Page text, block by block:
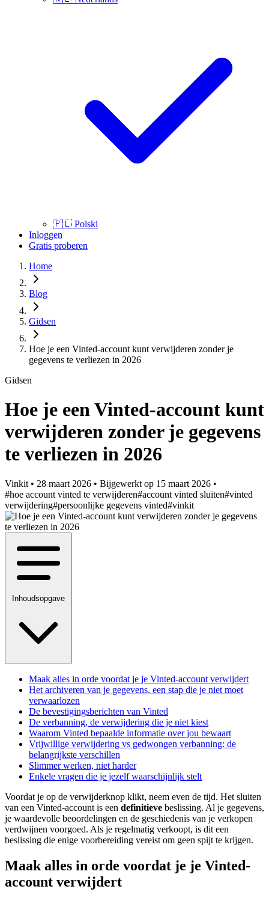
🇵🇱 Polski
Inloggen
Gratis proberen
Home
Blog
Gidsen
Hoe je een Vinted-account kunt verwijderen zonder je
gegevens te verliezen in 2026
Gidsen
Hoe je een Vinted-account kunt
verwijderen zonder je gegevens
te verliezen in 2026
Vinkit • 28 maart 2026 • Bijgewerkt op 15 maart 2026 •
#hoe account vinted te verwijderen#account vinted sluiten#vinted
verwijdering#persoonlijke gegevens vinted#vinkit
Inhoudsopgave
Maak alles in orde voordat je je Vinted-account verwijdert
Het archiveren van je gegevens, een stap die je niet moet
verwaarlozen
De bevestigingsberichten van Vinted
De verbanning, de verwijdering die je niet kiest
Waarom Vinted bepaalde informatie over jou bewaart
Vrijwillige verwijdering vs gedwongen verbanning: de
belangrijkste verschillen
Slimmer werken, niet harder
Enkele vragen die je jezelf waarschijnlijk stelt
Voordat je op de verwijderknop klikt, neem even de tijd. Het sluiten
van een Vinted-account is een definitieve beslissing. Al je gegevens,
je waardevolle beoordelingen en de geschiedenis van je verkopen
verdwijnen voorgoed. Als je regelmatig verkoopt, is dit een
beslissing die enige voorbereiding vereist om geen spijt te krijgen.
Maak alles in orde voordat je je Vinted-
account verwijdert